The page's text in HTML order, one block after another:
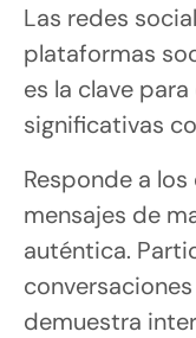
Las redes
plataformas
es la clave
significativas
Responde a
mensajes de
auténtica.
demuestra